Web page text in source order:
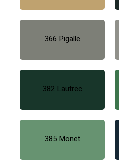
366 Pigalle
382 Lautrec
385 Monet